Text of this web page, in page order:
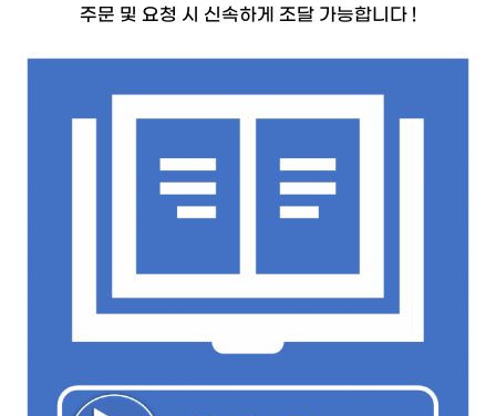
주문 및 요청 시 신속하게 조달 가능합니다 !